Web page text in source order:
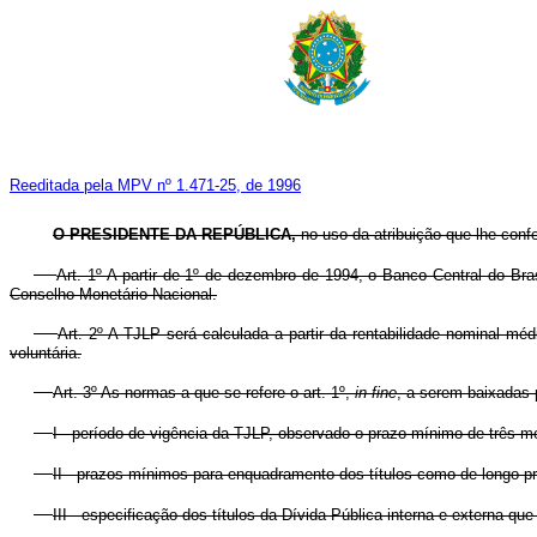
Reeditada pela MPV nº 1.471-25, de 1996
O PRESIDENTE DA REPÚBLICA,no uso da atribuição que lhe
Art. 1º A partir de 1º de dezembro de 1994, o Banco Central do
Conselho Monetário Nacional.
Art. 2º A TJLP será calculada a partir da rentabilidade nominal
voluntária.
Art. 3º As normas a que se refere o art. 1º,in fine, a serem baixadas
I - período de vigência da TJLP, observado o prazo mínimo de três
II - prazos mínimos para enquadramento dos títulos como de longo
III - especificação dos títulos da Dívida Pública interna e externa